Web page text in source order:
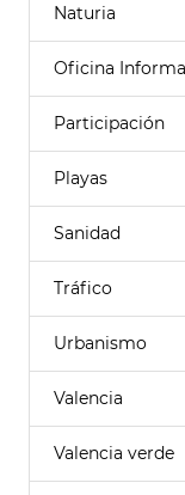
Naturia
Oficina
Participación
Playas
Sanidad
Tráfico
Urbanismo
Valencia
Valencia verde